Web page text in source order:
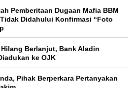
Pemberitaan Dugaan Mafia BBM
Didahului Konfirmasi “Foto
Berlanjut, Bank Aladin
ke OJK
Pihak Berperkara Pertanyakan